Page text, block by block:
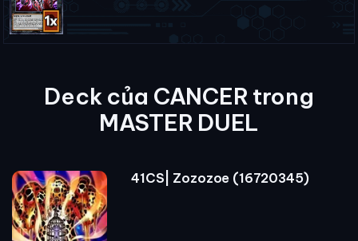
Deck của CANCER trong
MASTER DUEL
41CS| Zozozoe (16720345)